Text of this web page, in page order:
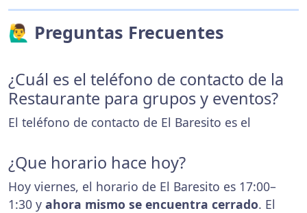
🙋‍♂️ Preguntas Frecuentes
¿Cuál es el teléfono de contacto de la
Restaurante para grupos y eventos?
El teléfono de contacto de El Baresito es el
¿Que horario hace hoy?
Hoy viernes, el horario de El Baresito es 17:00–
1:30 y ahora mismo se encuentra cerrado. El